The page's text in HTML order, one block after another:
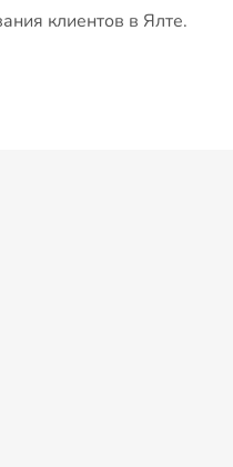
клиентов в Ялте.